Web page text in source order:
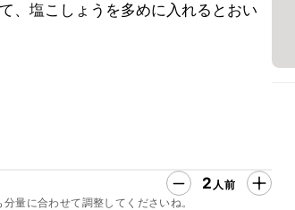
、塩こしょうを多めに入れるとおい
2 人前
量に合わせて調整してくださいね。